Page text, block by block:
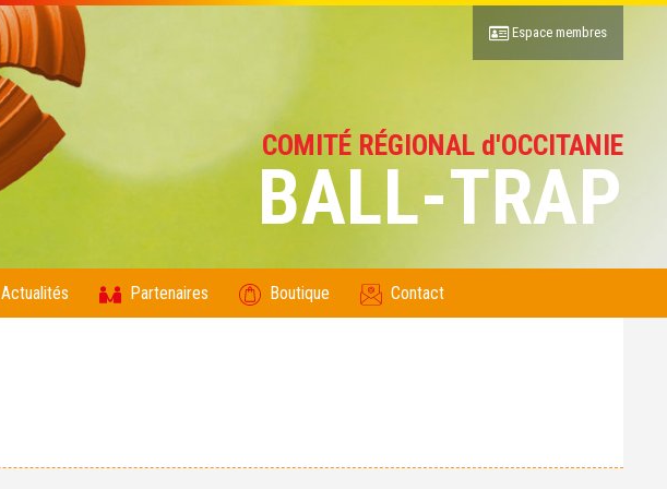
COMITÉ RÉGIONAL d'OCCITANIE
BALL-TRAP
Espace membres
Actualités Partenaires Boutique Contact